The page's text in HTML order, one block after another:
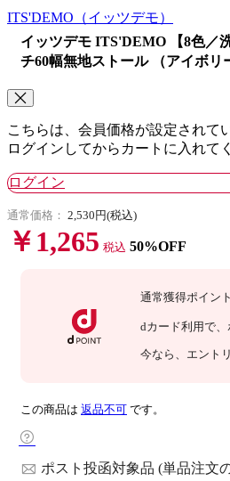
ITS'DEMO （イッツデモ）
イッツデモ ITS'DEMO 【8色／
チ60幅無地ストール （アイボリ
こちらは、会員価格が設定されて
ログインしてからカートに入れて
ログイン
通常価格： 2,530円(税込)
￥1,265 税込 50%OFF
通常獲得ポイント
dカード利用で、
今なら 、エント
この商品は 返品不可 です。
ポスト投函対象品 (単品注文